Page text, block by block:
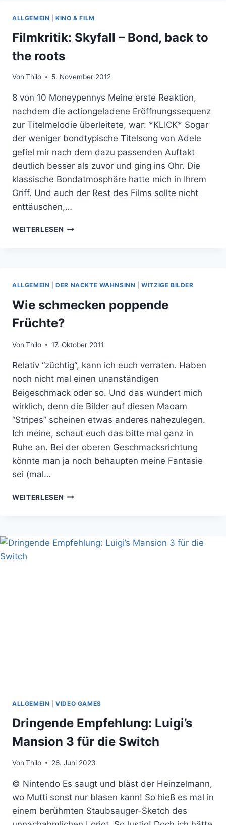
ALLGEMEIN |KINO & FILM
Filmkritik: Skyfall – Bond, back to
the roots
Von Thilo 5. November 2012
8 von 10 Moneypennys Meine erste Reaktion,
nachdem die actiongeladene Eröffnungssequenz
zur Titelmelodie überleitete, war: *KLICK* Sogar
der weniger bondtypische Titelsong von Adele
gefiel mir nach dem dazu passenden Auftakt
deutlich besser als zuvor und ging ins Ohr. Die
klassische Bondatmosphäre hatte mich in Ihrem
Griff. Und auch der Rest des Films sollte nicht
enttäuschen,…
WEITERLESEN FILMKRITIK:
ROOTS
ALLGEMEIN |DER NACKTE WAHNSINN |WITZIGE BILDER
Wie schmecken poppende
Früchte?
Von Thilo 17. Oktober 2011
Relativ “züchtig“, kann ich euch verraten. Haben
noch nicht mal einen unanständigen
Beigeschmack oder so. Und das wundert mich
wirklich, denn die Bilder auf diesen Maoam
“Stripes” scheinen etwas anderes nahezulegen.
Ich meine, schaut euch das bitte mal ganz in
Ruhe an. Bei der oberen Geschmacksrichtung
könnte man ja noch behaupten meine Fantasie
sei (mal…
WEITERLESEN WIE
ALLGEMEIN |VIDEO GAMES
Dringende Empfehlung: Luigi’s
Mansion 3 für die Switch
Von Thilo 26. Juni 2023
© Nintendo Es saugt und bläst der Heinzelmann,
wo Mutti sonst nur blasen kann! So hieß es mal in
einem berühmten Staubsauger-Sketch des